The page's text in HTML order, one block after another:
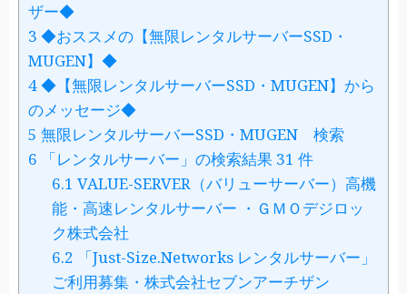
ザー◆
3 ◆おススメの【無限レンタルサーバーSSD・
MUGEN】◆
4◆【無限レンタルサーバーSSD・MUGEN】から
のメッセージ◆
5 無限レンタルサーバーSSD・MUGEN 検索
6 「レンタルサーバー」の検索結果 31 件
6.1 VALUE-SERVER（バリューサーバー）高機
能・高速レンタルサーバー ・ＧＭＯデジロッ
ク株式会社
6.2 「Just-Size.Networks レンタルサーバー」
ご利用募集・株式会社セブンアーチザン